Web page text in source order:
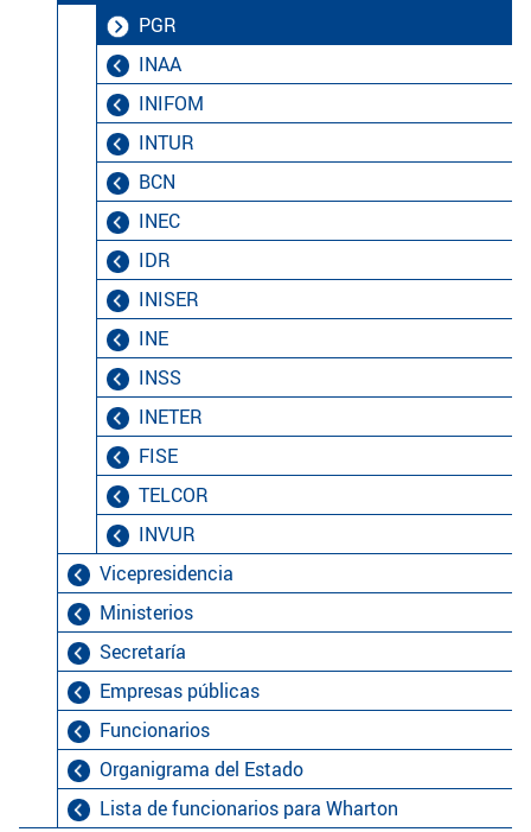
Vicepresidencia
Ministerios
Secretaría
INAA
INIFOM
INTUR
BCN
INEC
IDR
INISER
INE
INSS
INETER
FISE
PGR
TELCOR
INVUR
Empresas públicas
Funcionarios
Organigrama del Estado
Lista de funcionarios para Wharton